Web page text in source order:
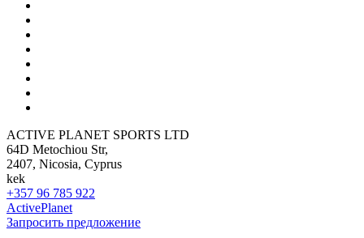
ACTIVE PLANET SPORTS LTD
64D Metochiou Str,
2407, Nicosia, Cyprus
kek
+357 96 785 922
ActivePlanet
Запросить предложение